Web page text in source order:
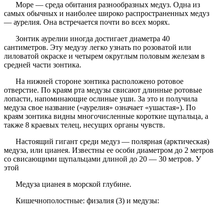
Море — среда обитания разнообразных медуз. Одна из
самых обычных и наиболее широко распространенных медуз
— аурелия. Она встречается почти во всех морях.
Зонтик аурелии иногда достигает диаметра 40
сантиметров. Эту медузу легко узнать по розоватой или
лиловатой окраске и четырем округлым половым железам в
средней части зонтика.
На нижней стороне зонтика расположено ротовое
отверстие. По краям рта медузы свисают длинные ротовые
лопасти, напоминающие ослиные уши. За это и получила
медуза свое название («аурелия» означает «ушастая»). По
краям зонтика видны многочисленные короткие щупальца, а
также 8 краевых телец, несущих органы чувств.
Настоящий гигант среди медуз — полярная (арктическая)
медуза, или цианея. Известны ее особи диаметром до 2 метров
со свисающими щупальцами длиной до 20 — 30 метров. У
этой
Медуза цианея в морской глубине.
Кишечнополостные: физалия (3) и медузы: